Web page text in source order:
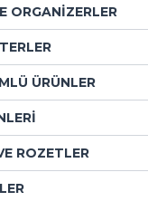
ORGANİZERLER
ÜRÜNLER
ROZETLER